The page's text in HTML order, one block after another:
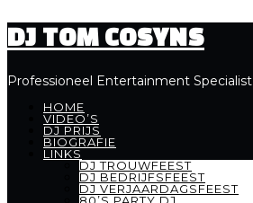
DJ TOM COSYNS
Professioneel Entertainment Specialist
HOME
VIDEO’S
DJ PRIJS
BIOGRAFIE
LINKS
DJ TROUWFEEST
DJ BEDRIJFSFEEST
DJ VERJAARDAGSFEEST
80’S PARTY DJ